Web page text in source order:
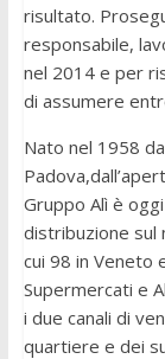
risultato.
responsabile,
nel 2014 e per
di assumere
Nato nel 1958
Gruppo Alì è
distribuzione
cui 98 in Veneto
Supermercati e
i due canali di
quartiere e dei